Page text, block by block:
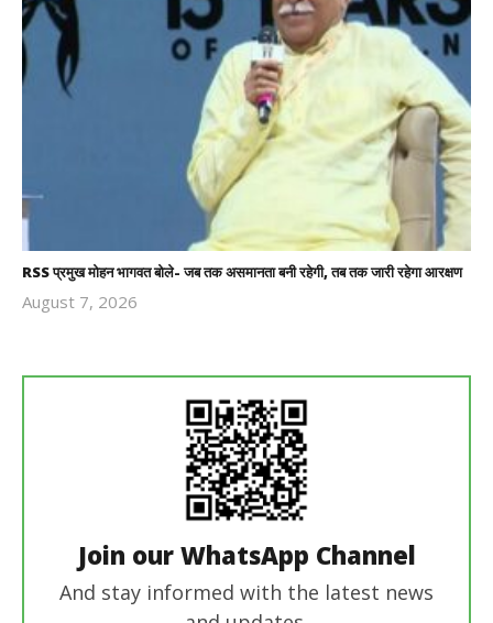
RSS प्रमुख मोहन भागवत बोले- जब तक असमानता बनी रहेगी, तब तक जारी रहेगा आरक्षण
August 7, 2026
Join our WhatsApp Channel
And stay informed with the latest news